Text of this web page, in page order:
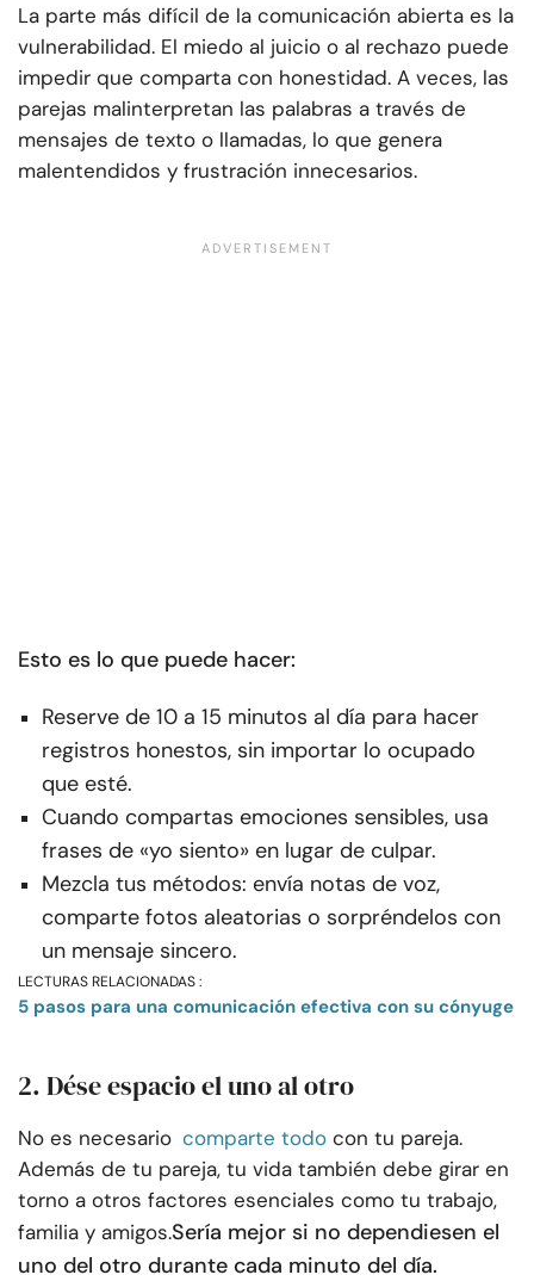
La parte más difícil de la comunicación abierta es la
vulnerabilidad. El miedo al juicio o al rechazo puede
impedir que comparta con honestidad. A veces, las
parejas malinterpretan las palabras a través de
mensajes de texto o llamadas, lo que genera
malentendidos y frustración innecesarios.
Esto es lo que puede hacer:
Reserve de 10 a 15 minutos al día para hacer
registros honestos, sin importar lo ocupado
que esté.
Cuando compartas emociones sensibles, usa
frases de «yo siento» en lugar de culpar.
Mezcla tus métodos: envía notas de voz,
comparte fotos aleatorias o sorpréndelos con
un mensaje sincero.
LECTURAS RELACIONADAS :
5 pasos para una comunicación efectiva con su cónyuge
2. Dése espacio el uno al otro
No es necesario comparte todo con tu pareja.
Además de tu pareja, tu vida también debe girar en
torno a otros factores esenciales como tu trabajo,
familia y amigos.Sería mejor si no dependiesen el
uno del otro durante cada minuto del día.